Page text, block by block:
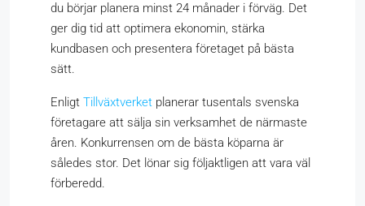
du börjar planera minst 24 månader i förväg. Det
ger dig tid att optimera ekonomin, stärka
kundbasen och presentera företaget på bästa
sätt.
Enligt Tillväxtverket planerar tusentals svenska
företagare att sälja sin verksamhet de närmaste
åren. Konkurrensen om de bästa köparna är
således stor. Det lönar sig följaktligen att vara väl
förberedd.